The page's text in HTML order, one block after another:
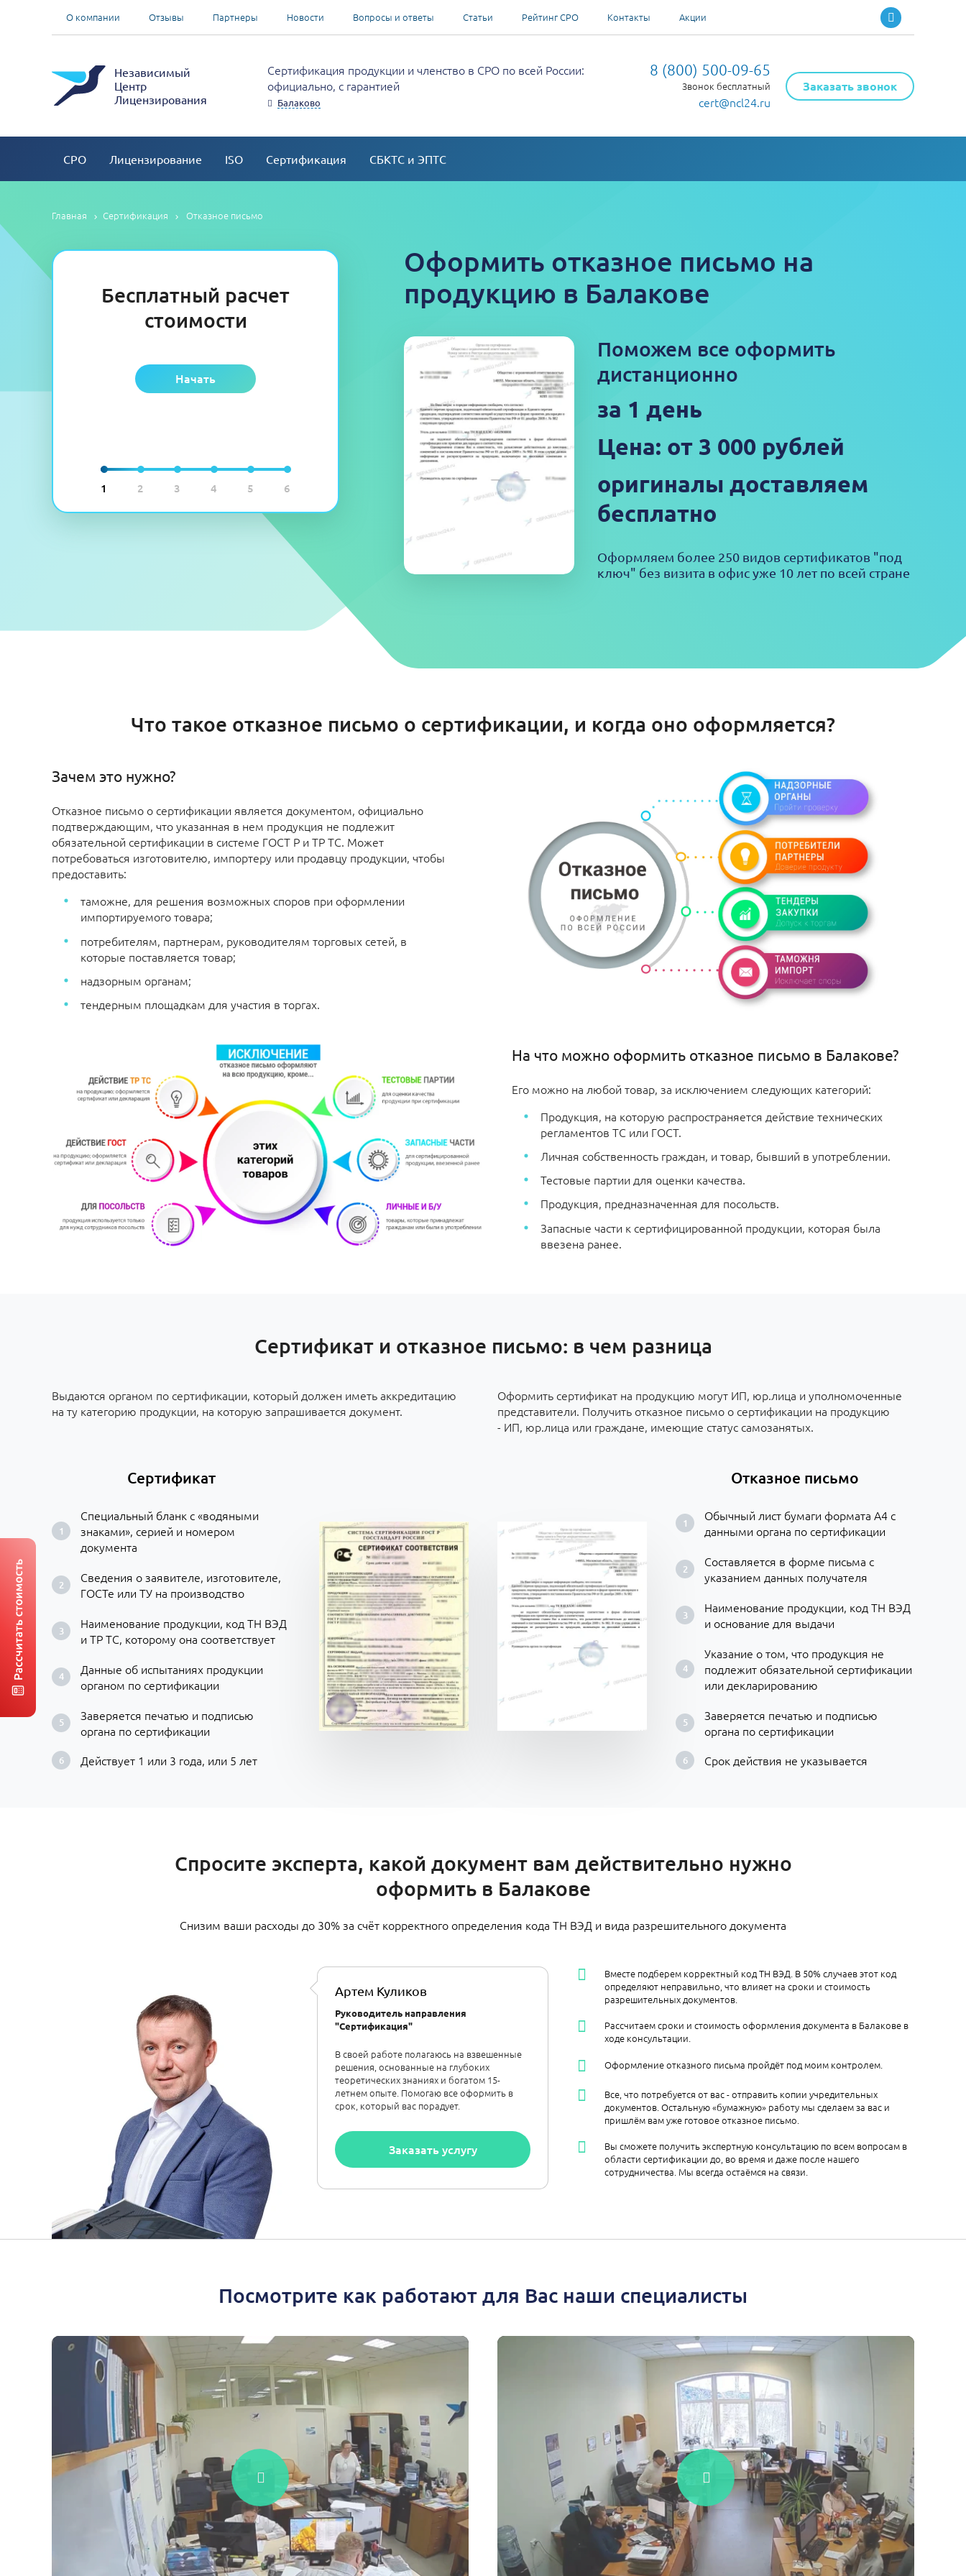
О компании Отзывы Партнеры Новости Вопросы и ответы Статьи Рейтинг СРО Контакты Акции
Независимый
Центр
Лицензирования
Сертификация продукции и членство в СРО по всей России:
официально, с гарантией
Балаково
8 (800) 500-09-65
Звонок бесплатный
cert@ncl24.ru
Заказать звонок
СРО Лицензирование ISO Сертификация СБКТС и ЭПТС
Главная Сертификация Отказное письмо
1 2 3 4 5 6
Бесплатный расчет
стоимости
Начать
Оформить отказное письмо на
продукцию в Балакове
Поможем все оформить
дистанционно
за 1 день
Цена: от 3 000 рублей
оригиналы доставляем
бесплатно
Оформляем более 250 видов сертификатов "под
ключ" без визита в офис уже 10 лет по всей стране
Что такое отказное письмо о сертификации, и когда оно оформляется?
Зачем это нужно?
Отказное письмо о сертификации является документом, официально
подтверждающим, что указанная в нем продукция не подлежит
обязательной сертификации в системе ГОСТ Р и ТР ТС. Может
потребоваться изготовителю, импортеру или продавцу продукции, чтобы
предоставить:
таможне, для решения возможных споров при оформлении
импортируемого товара;
потребителям, партнерам, руководителям торговых сетей, в
которые поставляется товар;
надзорным органам;
тендерным площадкам для участия в торгах.
На что можно оформить отказное письмо в Балакове?
Его можно на любой товар, за исключением следующих категорий:
Продукция, на которую распространяется действие технических
регламентов ТС или ГОСТ.
Личная собственность граждан, и товар, бывший в употреблении.
Тестовые партии для оценки качества.
Продукция, предназначенная для посольств.
Запасные части к сертифицированной продукции, которая была
ввезена ранее.
Сертификат и отказное письмо: в чем разница
Выдаются органом по сертификации, который должен иметь аккредитацию
на ту категорию продукции, на которую запрашивается документ.
Оформить сертификат на продукцию могут ИП, юр.лица и уполномоченные
представители. Получить отказное письмо о сертификации на продукцию
- ИП, юр.лица или граждане, имеющие статус самозанятых.
Сертификат
Специальный бланк с «водяными
знаками», серией и номером
документа
Сведения о заявителе, изготовителе,
ГОСТе или ТУ на производство
Наименование продукции, код ТН ВЭД
и ТР ТС, которому она соответствует
Данные об испытаниях продукции
органом по сертификации
Заверяется печатью и подписью
органа по сертификации
Действует 1 или 3 года, или 5 лет
Отказное письмо
Обычный лист бумаги формата А4 с
данными органа по сертификации
Составляется в форме письма с
указанием данных получателя
Наименование продукции, код ТН ВЭД
и основание для выдачи
Указание о том, что продукция не
подлежит обязательной сертификации
или декларированию
Заверяется печатью и подписью
органа по сертификации
Срок действия не указывается
Спросите эксперта, какой документ вам действительно нужно
оформить в Балакове
Снизим ваши расходы до 30% за счёт корректного определения кода ТН ВЭД и вида разрешительного документа
Артем Куликов
Руководитель направления
"Сертификация"
В своей работе полагаюсь на взвешенные
решения, основанные на глубоких
теоретических знаниях и богатом 15-
летнем опыте. Помогаю все оформить в
срок, который вас порадует.
Заказать услугу
Вместе подберем корректный код ТН ВЭД. В 50% случаев этот код
определяют неправильно, что влияет на сроки и стоимость
разрешительных документов.
Рассчитаем сроки и стоимость оформления документа в Балакове в
ходе консультации.
Оформление отказного письма пройдёт под моим контролем.
Все, что потребуется от вас - отправить копии учредительных
документов. Остальную «бумажную» работу мы сделаем за вас и
пришлём вам уже готовое отказное письмо.
Вы сможете получить экспертную консультацию по всем вопросам в
области сертификации до, во время и даже после нашего
сотрудничества. Мы всегда остаёмся на связи.
Посмотрите как работают для Вас наши специалисты